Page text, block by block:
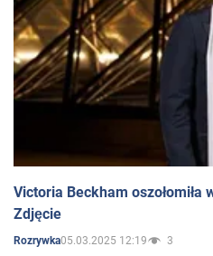
Victoria Beckham
Zdjęcie
Rozrywka05.03.2025 12:19 3